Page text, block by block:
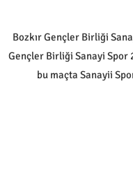
Bozkır Gençler Birliği
Gençler Birliği Sanayi Spor
bu maçta Sanayii